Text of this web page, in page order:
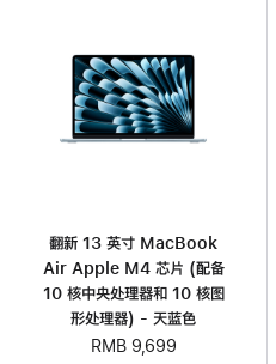
翻新 13 英寸 MacBook
Air Apple M4 芯片 (配备
10 核中央处理器和 10 核图
形处理器) - 天蓝色
RMB 9,699